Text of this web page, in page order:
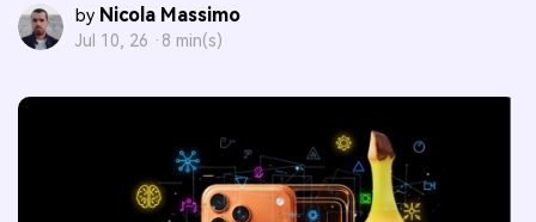
by Nicola Massimo
Jul 10, 26 · 8 min(s)